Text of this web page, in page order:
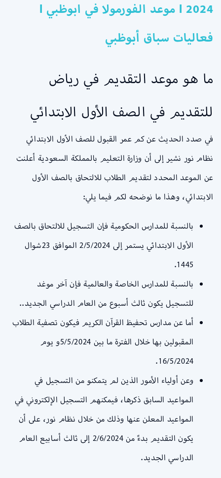
2024 l موعد الفورمولا في ابوظبي l
فعاليات سباق أبوظبي
ما هو موعد التقديم في رياض
للتقديم في الصف الأول الابتدائي
في صدد الحديث عن كم عمر القبول للصف الأول الابتدائي
نظام نور نشير إلى أن وزارة التعليم بالمملكة السعودية أعلنت
عن الموعد المحدد لتقديم الطلاب للالتحاق بالصف الأول
الابتدائي، وهذا ما نوضحه لكم فيما يلي:
بالنسبة للمدارس الحكومية فإن التسجيل للالتحاق بالصف
الأول الابتدائي يستمر إلى 2/5/2024 الموافق 23شوال
1445.
بالنسبة للمدارس الخاصة والعالمية فإن آخر موغد
للتسجيل يكون ثالث أسبوع من العام الدراسي الجديد..
أما عن مدارس تحفيظ القرآن الكريم فيكون تصفية الطلاب
المقبولين بها خلال الفترة ما بين 5/5/2024و يوم
16/5/2024.
وعن أولياء الأمور الذين لم يتمكنو من التسجيل في
المواعيد السابق ذكرها، فيمكنهم التسجيل الإلكتروني في
المواعيد المعلن عنها وذلك من خلال نظام نور، على أن
يكون التقديم بدءً من 2/6/2024 إلى ثالث أسابيع العام
الدراسي الجديد.